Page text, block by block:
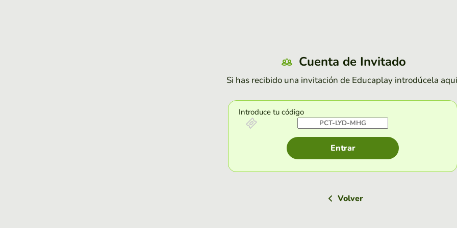
Cuenta de Invitado
Si has recibido una invitación de Educaplay introdúcela
Introduce tu código
Entrar
Volver